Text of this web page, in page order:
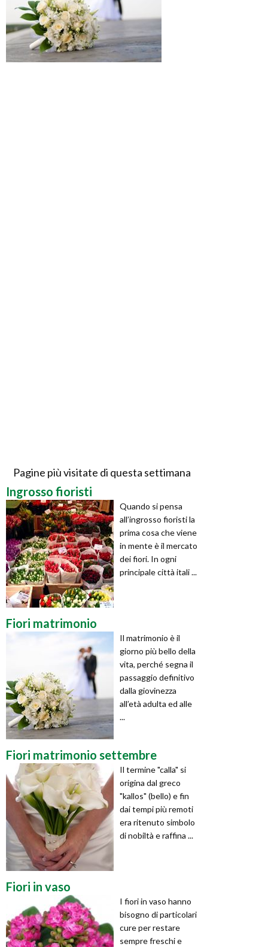
Pagine più visitate di questa settimana
Ingrosso fioristi
Quando si pensa
all’ingrosso fioristi la
prima cosa che viene
in mente è il mercato
dei fiori. In ogni
principale città itali ...
Fiori matrimonio
Il matrimonio è il
giorno più bello della
vita, perché segna il
passaggio definitivo
dalla giovinezza
all’età adulta ed alle
...
Fiori matrimonio settembre
Il termine "calla" si
origina dal greco
"kallos" (bello) e fin
dai tempi più remoti
era ritenuto simbolo
di nobiltà e raffina ...
Fiori in vaso
I fiori in vaso hanno
bisogno di particolari
cure per restare
sempre freschi e